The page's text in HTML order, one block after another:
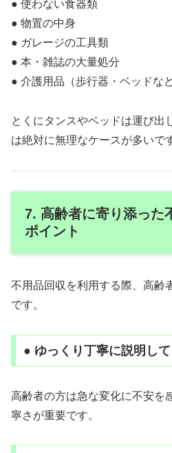
● 使わない食器類
● 物置の中身
● ガレージの工具類
● 本・雑誌の大量処分
● 介護用品（歩行器・ベッドなど
とくにタンスやベッドは運び出
は絶対に無理なケースが多いで
7. 高齢者に寄り添った
ポイント
不用品回収を利用する際、高齢
です。
● ゆっくり丁寧に説明し
高齢者の方は急な変化に不安を
寧さが重要です。